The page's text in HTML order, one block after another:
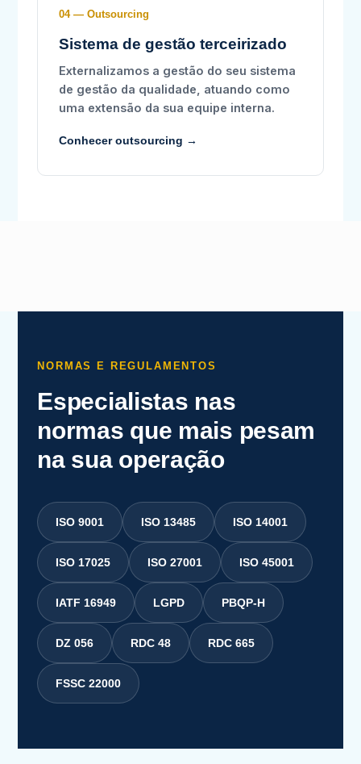
04 — Outsourcing
Sistema de gestão terceirizado
Externalizamos a gestão do seu sistema
de gestão da qualidade, atuando como
uma extensão da sua equipe interna.
Conhecer outsourcing →
NORMAS E REGULAMENTOS
Especialistas nas
normas que mais pesam
na sua operação
ISO 9001 ISO 13485 ISO 14001
ISO 17025 ISO 27001 ISO 45001
IATF 16949 LGPD PBQP-H
DZ 056 RDC 48 RDC 665
FSSC 22000